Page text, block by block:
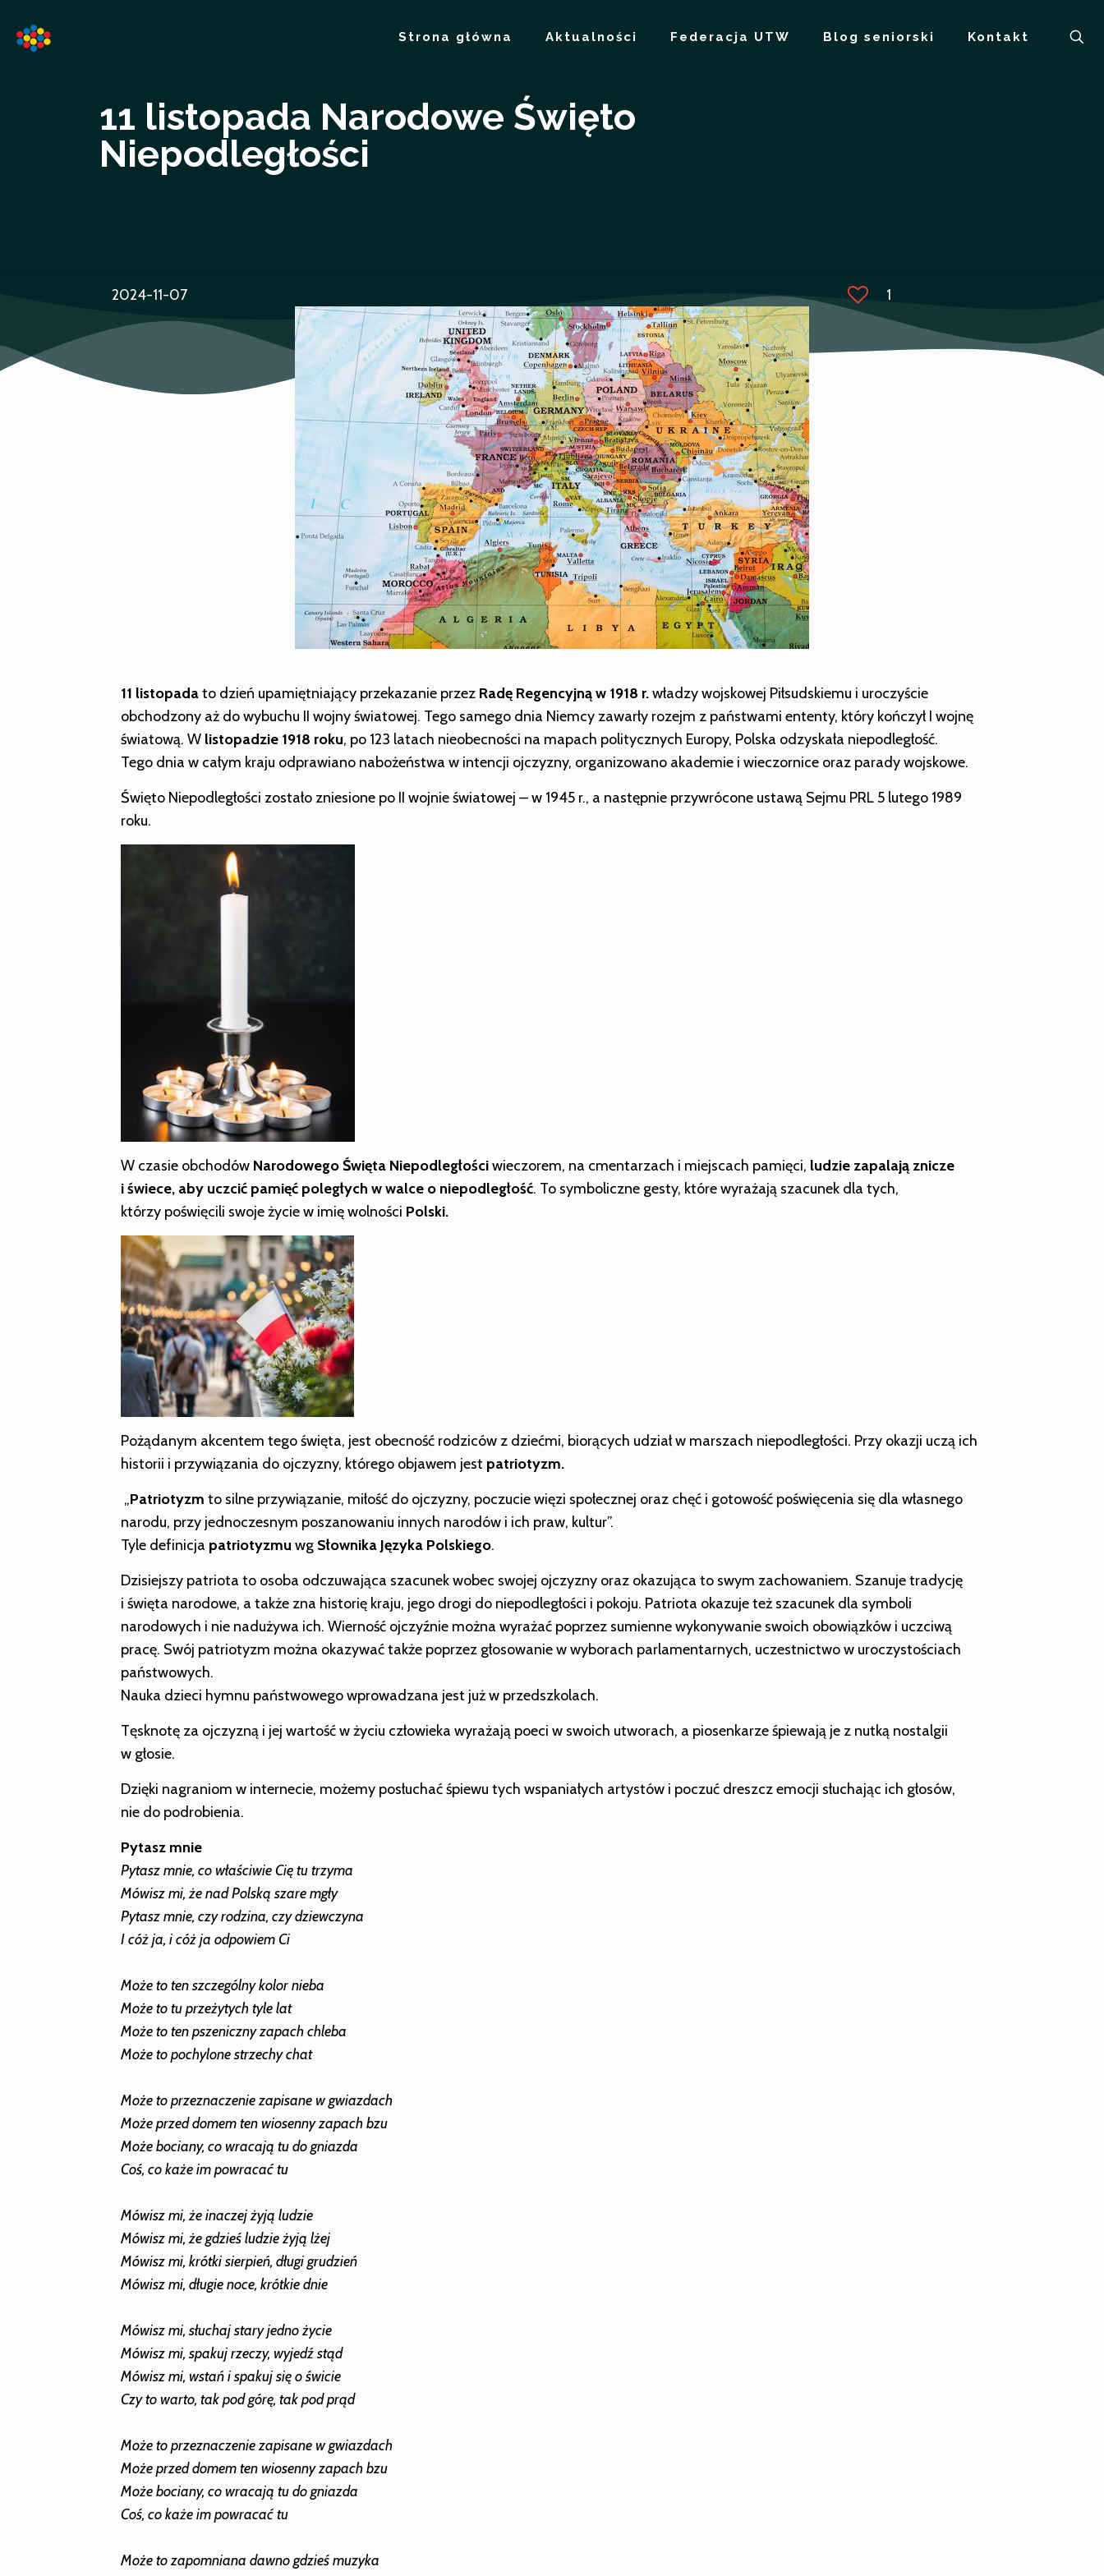
Strona główna Aktualności Federacja UTW Blog seniorski Kontakt
11 listopada Narodowe Święto
Niepodległości
2024-11-07 1
11 listopadato dzień upamiętniający przekazanie przez Radę Regencyjną w 1918 r.władzy wojskowej Piłsudskiemu i uroczyście
obchodzony aż do wybuchu II wojny światowej. Tego samego dnia Niemcy zawarły rozejm z państwami ententy, który kończył I wojnę
światową. W listopadzie 1918 roku, po 123 latach nieobecności na mapach politycznych Europy, Polska odzyskała niepodległość.
Tego dnia w całym kraju odprawiano nabożeństwa w intencji ojczyzny, organizowano akademie i wieczornice oraz parady wojskowe.
Święto Niepodległości zostało zniesione po II wojnie światowej –w 1945 r., a następnie przywrócone ustawą Sejmu PRL 5 lutego 1989
roku.
W czasie obchodów Narodowego Święta Niepodległościwieczorem, na cmentarzach i miejscach pamięci, ludzie zapalają znicze
i świece, aby uczcić pamięć poległych w walce o niepodległość. To symboliczne gesty, które wyrażają szacunek dla tych,
którzy poświęcili swoje życie w imię wolności Polski.
Pożądanym akcentem tego święta, jest obecność rodziców z dziećmi, biorących udział w marszach niepodległości. Przy okazji uczą ich
historii i przywiązania do ojczyzny, którego objawem jest patriotyzm.
„Patriotyzm to silne przywiązanie, miłość do ojczyzny, poczucie więzi społecznej oraz chęć i gotowość poświęcenia się dla własnego
narodu, przy jednoczesnym poszanowaniu innych narodów i ich praw, kultur”.
Tyle definicja patriotyzmu wg Słownika Języka Polskiego.
Dzisiejszy patriota to osoba odczuwająca szacunek wobec swojej ojczyzny oraz okazująca to swym zachowaniem. Szanuje tradycję
i święta narodowe, a także zna historię kraju, jego drogi do niepodległości i pokoju. Patriota okazuje też szacunek dla symboli
narodowych i nie nadużywa ich. Wierność ojczyźnie można wyrażać poprzez sumienne wykonywanie swoich obowiązków i uczciwą
pracę. Swój patriotyzm można okazywać także poprzez głosowanie w wyborach parlamentarnych, uczestnictwo w uroczystościach
państwowych.
Nauka dzieci hymnu państwowego wprowadzana jest już w przedszkolach.
Tęsknotę za ojczyzną i jej wartość w życiu człowieka wyrażają poeci w swoich utworach, a piosenkarze śpiewają je z nutką nostalgii
w głosie.
Dzięki nagraniom w internecie, możemy posłuchać śpiewu tych wspaniałych artystów i poczuć dreszcz emocji słuchając ich głosów,
nie do podrobienia.
Pytasz mnie
Pytasz mnie, co właściwie Cię tu trzyma
Mówisz mi, że nad Polską szare mgły
Pytasz mnie, czy rodzina, czy dziewczyna
I cóż ja, i cóż ja odpowiem Ci
Może to ten szczególny kolor nieba
Może to tu przeżytych tyle lat
Może to ten pszeniczny zapach chleba
Może to pochylone strzechy chat
Może to przeznaczenie zapisane w gwiazdach
Może przed domem ten wiosenny zapach bzu
Może bociany, co wracają tu do gniazda
Coś, co każe im powracać tu
Mówisz mi, że inaczej żyją ludzie
Mówisz mi, że gdzieś ludzie żyją lżej
Mówisz mi, krótki sierpień, długi grudzień
Mówisz mi, długie noce, krótkie dnie
Mówisz mi, słuchaj stary jedno życie
Mówisz mi, spakuj rzeczy, wyjedź stąd
Mówisz mi, wstań i spakuj się o świcie
Czy to warto, tak pod górę, tak pod prąd
Może to przeznaczenie zapisane w gwiazdach
Może przed domem ten wiosenny zapach bzu
Może bociany, co wracają tu do gniazda
Coś, co każe im powracać tu
Może to zapomniana dawno gdzieś muzyka